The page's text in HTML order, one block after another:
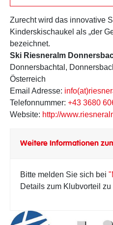
Zurecht wird das innovative
Kinderskischaukel als „der
bezeichnet.
Ski Riesneralm
Donnersbachtal,
Österreich
Email Adresse:
Telefonnummer: +43 3680
Website: http://
Weitere Informationen
Bitte melden Sie sich bei
Details zum Klubvorteil zu